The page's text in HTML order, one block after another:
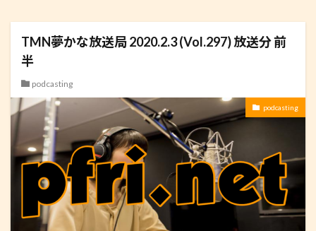
TMN夢かな放送局 2020.2.3 (Vol.297) 放送分 前
半
podcasting
podcasting